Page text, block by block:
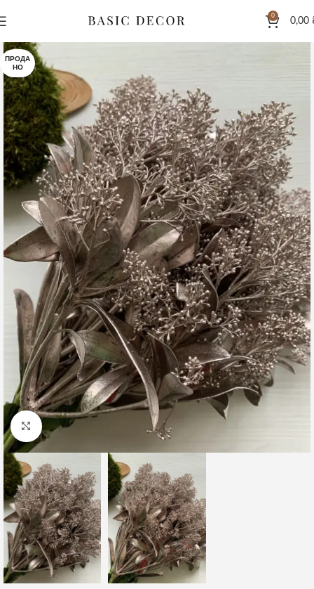
0
0,00
ПРОДА
НО
Клацніть, щоб збільшити